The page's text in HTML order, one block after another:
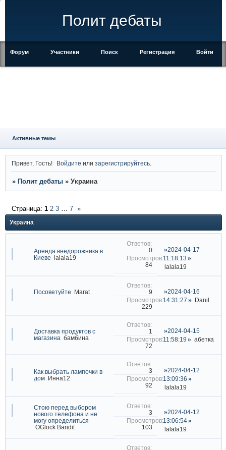
Полит дебаты
Форум Участники Поиск Регистрация Войти
Активные темы
Привет, Гость! Войдите илизарегистрируйтесь
» Полит дебаты » Украина
Украина
Страница: 1 2 3 7 »
Аренда внедорожника в
Киеве
lalala19
0
84
2024-04-17
11:18:13
lalala19
Посоветуйте Marat 9
229
2024-04-16
14:31:27
Danil
Доставка продуктов с
магазина бамбина
1
72
2024-04-15
11:58:19
абетка
Как выбрать лампочки в
дом
Инна12
3
92
2024-04-12
13:09:36
lalala19
Стою перед выбором
нового телефона и не
могу определиться
OGlock Bandit
3
103
2024-04-12
13:06:54
lalala19